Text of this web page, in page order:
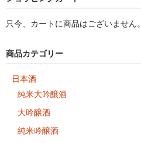
只今、カートに商品はございません。
商品カテゴリー
日本酒
純米大吟醸酒
大吟醸酒
純米吟醸酒